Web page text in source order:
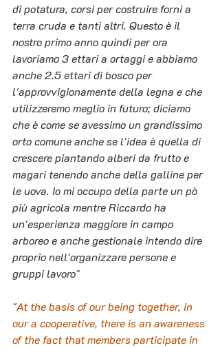
di potatura, corsi per costruire forni a
terra cruda e tanti altri. Questo è il
nostro primo anno quindi per ora
lavoriamo 3 ettari a ortaggi e abbiamo
anche 2.5 ettari di bosco per
l'approvvigionamente della legna e che
utilizzeremo meglio in futuro; diciamo
che è come se avessimo un grandissimo
orto comune anche se l'idea è quella di
crescere piantando alberi da frutto e
magari tenendo anche della galline per
le uova. Io mi occupo della parte un pò
più agricola mentre Riccardo ha
un'esperienza maggiore in campo
arboreo e anche gestionale intendo dire
proprio nell'organizzare persone e
gruppi lavoro"
"At the basis of our being together, in
our a cooperative, there is an awareness
of the fact that members participate in